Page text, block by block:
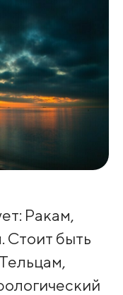
Ракам,
Стоит быть